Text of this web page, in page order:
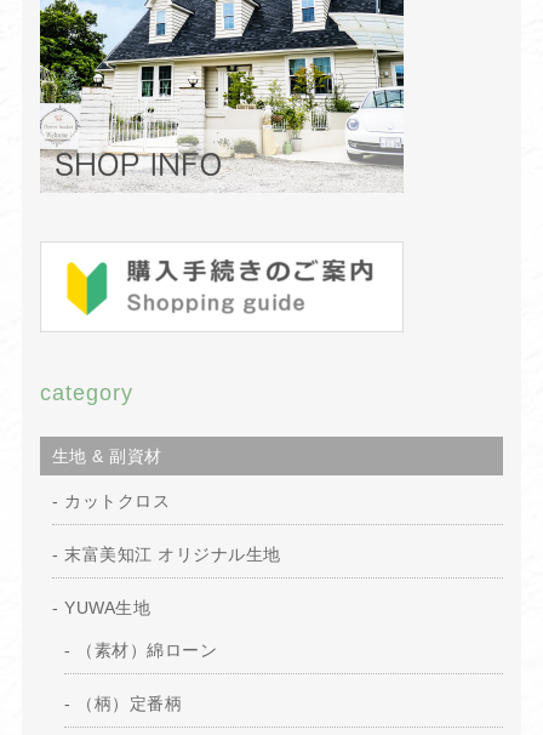
category
生地 & 副資材
カットクロス
末富美知江 オリジナル生地
YUWA生地
（素材）綿ローン
（柄）定番柄